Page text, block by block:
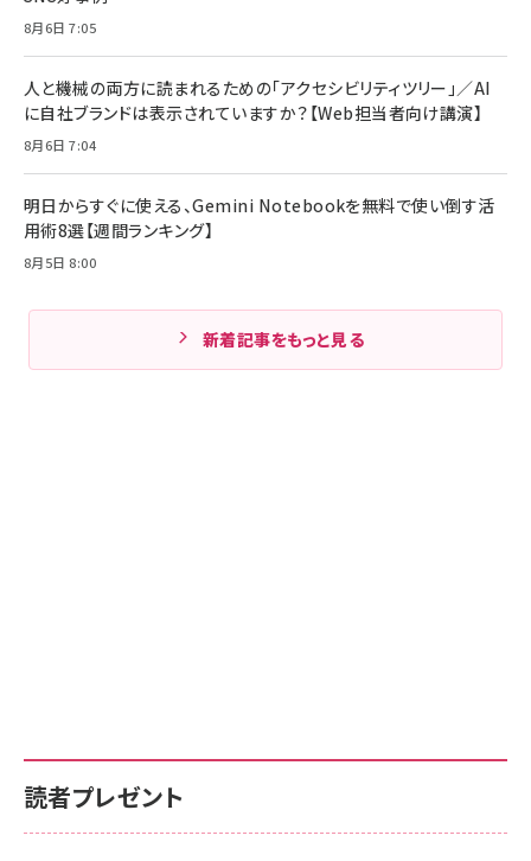
8月6日 7:05
人と機械の両方に読まれるための「アクセシビリティツリー」／AI
に自社ブランドは表示されていますか？【Web担当者向け講演】
8月6日 7:04
明日からすぐに使える、Gemini Notebookを無料で使い倒す活
用術8選【週間ランキング】
8月5日 8:00
新着記事をもっと見る
読者プレゼント